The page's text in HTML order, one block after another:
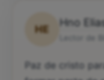
HE
Hno
Paz de cristo